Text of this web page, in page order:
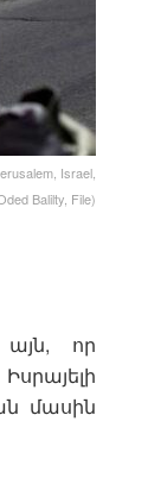
Israel,
Balilty, File)
որ
մասին